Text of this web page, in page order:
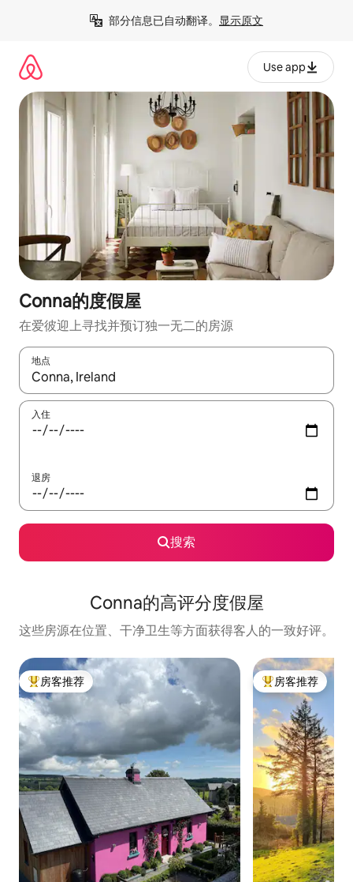
部分信息已自动翻译。 显示原文
Use app
Conna的度假屋
在爱彼迎上寻找并预订独一无二的房源
地点
如有搜索结果，请使用上下方向键查看，或通过点击或滑动手势
入住
退房
搜索
Conna的高评分度假屋
这些房源在位置、干净卫生等方面获得客人的一致好评。
热门「房客推荐」
房客推荐 热门「房客推荐」
房客推荐